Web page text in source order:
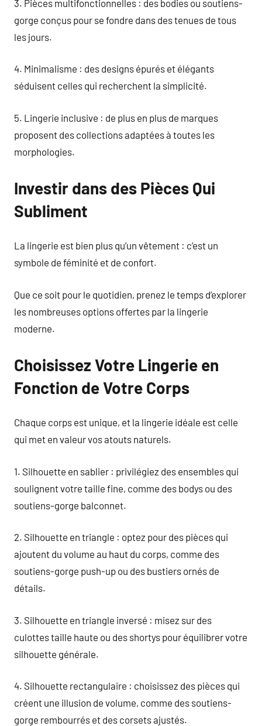
3. Pièces multifonctionnelles : des bodies ou soutiens-
gorge conçus pour se fondre dans des tenues de tous
les jours.
4. Minimalisme : des designs épurés et élégants
séduisent celles qui recherchent la simplicité.
5. Lingerie inclusive : de plus en plus de marques
proposent des collections adaptées à toutes les
morphologies.
Investir dans des Pièces Qui
Subliment
La lingerie est bien plus qu’un vêtement : c’est un
symbole de féminité et de confort.
Que ce soit pour le quotidien, prenez le temps d’explorer
les nombreuses options offertes par la lingerie
moderne.
Choisissez Votre Lingerie en
Fonction de Votre Corps
Chaque corps est unique, et la lingerie idéale est celle
qui met en valeur vos atouts naturels.
1. Silhouette en sablier : privilégiez des ensembles qui
soulignent votre taille fine, comme des bodys ou des
soutiens-gorge balconnet.
2. Silhouette en triangle : optez pour des pièces qui
ajoutent du volume au haut du corps, comme des
soutiens-gorge push-up ou des bustiers ornés de
détails.
3. Silhouette en triangle inversé : misez sur des
culottes taille haute ou des shortys pour équilibrer votre
silhouette générale.
4. Silhouette rectangulaire : choisissez des pièces qui
créent une illusion de volume, comme des soutiens-
gorge rembourrés et des corsets ajustés.